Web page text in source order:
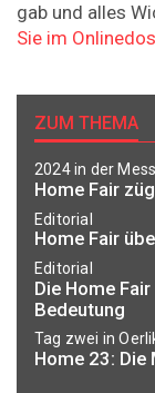
gab und alles
Sie im
ZUM THEMA
2024 in der
Home Fair
Editorial
Home Fair
Editorial
Die Home
Bedeutung
Tag zwei in
Home 23: Die